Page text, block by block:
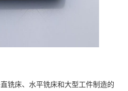
铣床、水平铣床和大型工件制造的